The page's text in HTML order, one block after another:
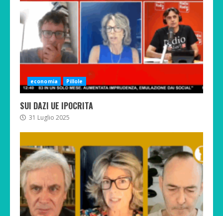
economia Pillole
SUI DAZI UE IPOCRITA
31 Luglio 2025